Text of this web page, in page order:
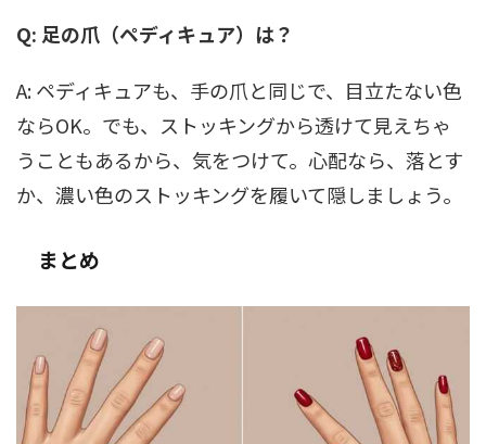
Q: 足の爪（ペディキュア）は？
A: ペディキュアも、手の爪と同じで、目立たない色
ならOK。でも、ストッキングから透けて見えちゃ
うこともあるから、気をつけて。心配なら、落とす
か、濃い色のストッキングを履いて隠しましょう。
まとめ